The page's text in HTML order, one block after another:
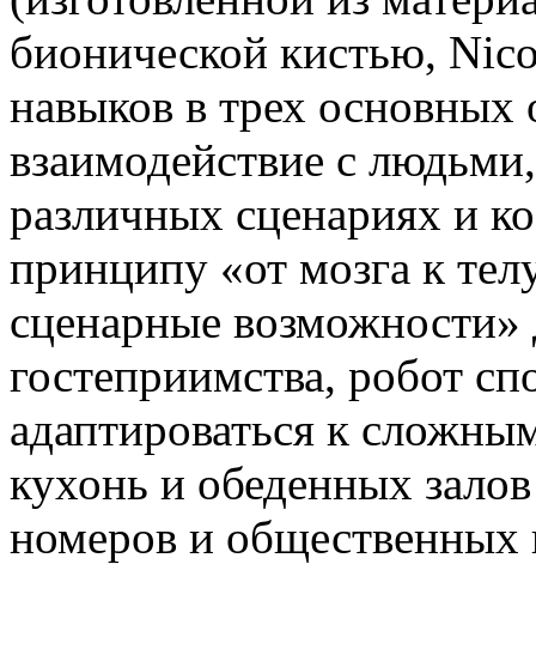
бионической кистью,
навыков в трех основных
взаимодействие с
различных сценариях и
принципу «от мозга к
сценарные возможности»
гостеприимства, робот
адаптироваться к
кухонь и обеденных
номеров и общественных